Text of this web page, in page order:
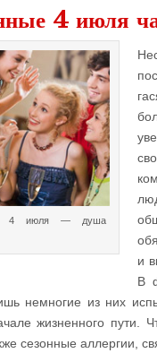
4 июля
4 июля — душа
и
В
немногие из них
жизненного пути.
сезонные аллергии,